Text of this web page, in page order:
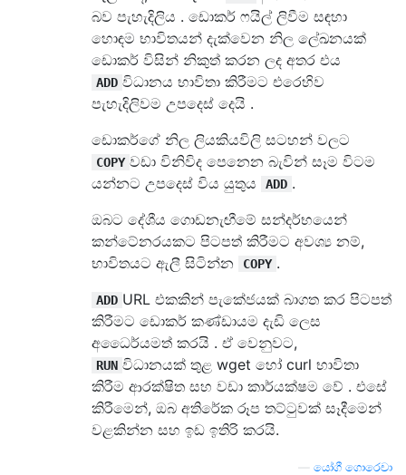
බව පැහැදිලිය . ඩොකර් ෆයිල් ලිවීම සඳහා
හොඳම භාවිතයන් දැක්වෙන නිල ලේඛනයක්
ඩොකර් විසින් නිකුත් කරන ලද අතර එය
ADD විධානය භාවිතා කිරීමට එරෙහිව
පැහැදිලිවම උපදෙස් දෙයි .
ඩොකර්ගේ නිල ලියකියවිලි සටහන් වලට
COPY වඩා විනිවිද පෙනෙන බැවින් සෑම විටම
යන්නට උපදෙස් විය යුතුය
ADD .
ඔබට දේශීය ගොඩනැඟීමේ සන්දර්භයෙන්
කන්ටේනරයකට පිටපත් කිරීමට අවශ්‍ය නම්,
භාවිතයට ඇලී සිටින්න
COPY .
ADD URL එකකින් පැකේජයක් බාගත කර පිටපත්
කිරීමට ඩොකර් කණ්ඩායම දැඩි ලෙස
අධෛර්යමත් කරයි . ඒ වෙනුවට,
RUN විධානයක් තුළ wget හෝ curl භාවිතා
කිරීම ආරක්ෂිත සහ වඩා කාර්යක්ෂම වේ . එසේ
කිරීමෙන්, ඔබ අතිරේක රූප තට්ටුවක් සෑදීමෙන්
වළකින්න සහ ඉඩ ඉතිරි කරයි.
යෝගී ගොරෙචා